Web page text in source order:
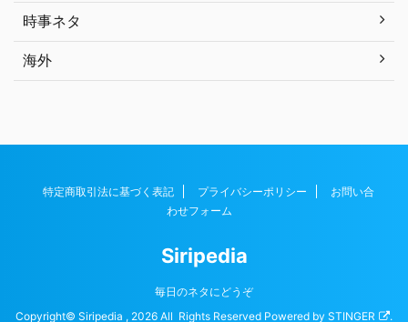
時事ネタ
海外
特定商取引法に基づく表記 プライバシーポリシー
お問い合
わせフォーム
Siripedia
毎日のネタにどうぞ
Copyright© Siripedia , 2026 All Rights Reserved Powered bySTINGER .